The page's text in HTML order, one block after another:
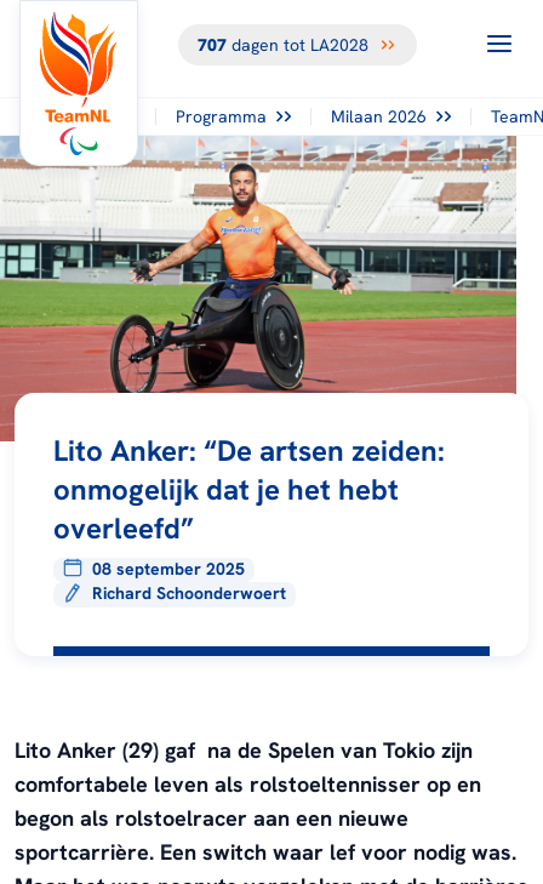
707dagen tot LA2028
Programma Milaan 2026
Lito Anker: “De artsen zeiden:
onmogelijk dat je het hebt
overleefd”
08 september 2025
Richard Schoonderwoert
Lito Anker (29) gaf na de Spelen van Tokio zijn
comfortabele leven als rolstoeltennisser op en
begon als rolstoelracer aan een nieuwe
sportcarrière. Een switch waar lef voor nodig was.